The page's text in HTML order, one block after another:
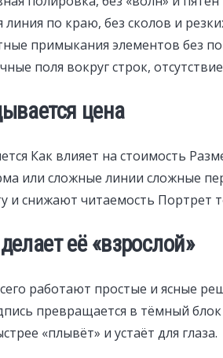
линия по краю, без сколов и
примыкания элементов без
поля вокруг строк,
цена
Как влияет на стоимость
или сложные линии сложные
и снижают читаемость Портрет
её «взрослой»
работают простые и ясные
превращается в тёмный
«плывёт» и устаёт для глаза.